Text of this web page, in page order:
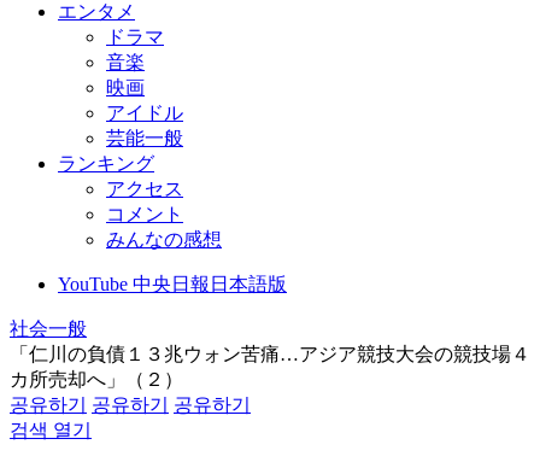
エンタメ
ドラマ
音楽
映画
アイドル
芸能一般
ランキング
アクセス
コメント
みんなの感想
YouTube 中央日報日本語版
社会一般
「仁川の負債１３兆ウォン苦痛…アジア競技大会の競技場４
カ所売却へ」（２）
공유하기
공유하기
공유하기
검색 열기